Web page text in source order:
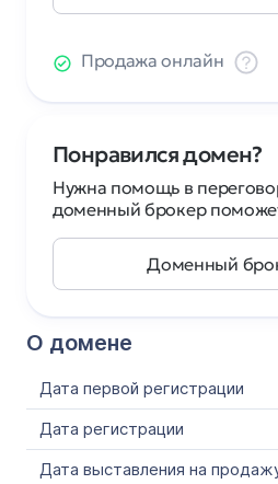
О домене
Дата первой регистрации
Дата регистрации
Дата выставления на
Продажа онлайн
Понравился домен?
Нужна помощь в
доменный брокер
Доменный